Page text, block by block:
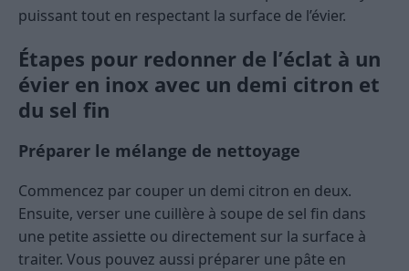
puissant tout en respectant la surface de l’évier.
Étapes pour redonner de l’éclat à un
évier en inox avec un demi citron et
du sel fin
Préparer le mélange de nettoyage
Commencez par couper un demi citron en deux.
Ensuite, verser une cuillère à soupe de sel fin dans
une petite assiette ou directement sur la surface à
traiter. Vous pouvez aussi préparer une pâte en